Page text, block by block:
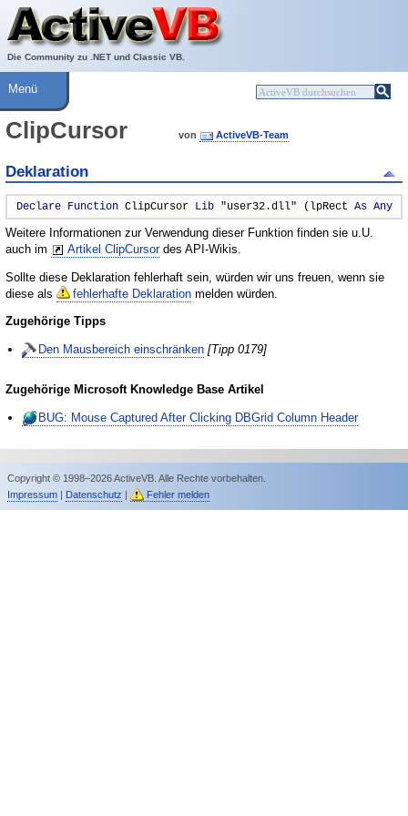
Die Community zu .NET und Classic VB.
Über ActiveVB
Hilfe
Menü
ClipCursor von ActiveVB-Team
Deklaration
Declare Function ClipCursor Lib "user32.dll" (lpRect As Any
Weitere Informationen zur Verwendung dieser Funktion finden sie u.U.
auch im
Artikel ClipCursordes API-Wikis.
Sollte diese Deklaration fehlerhaft sein, würden wir uns freuen, wenn sie
diese als
fehlerhafte Deklaration melden würden.
Zugehörige Tipps
Den Mausbereich einschränken [Tipp 0179]
Zugehörige Microsoft Knowledge Base Artikel
BUG: Mouse Captured After Clicking DBGrid Column Header
Copyright © 1998–2026 ActiveVB. Alle Rechte vorbehalten.
Impressum| Datenschutz | Fehler melden